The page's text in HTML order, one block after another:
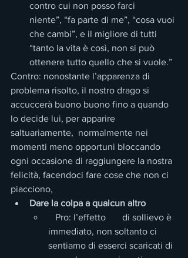
contro cui non posso farci
niente”, “fa parte di me”, “cosa vuoi
che cambi”, e il migliore di tutti
“tanto la vita è così, non si può
ottenere tutto quello che si vuole.”
Contro: nonostante l’apparenza di
problema risolto, il nostro drago si
accuccerà buono buono fino a quando
lo decide lui, per apparire
saltuariamente,  normalmente nei
momenti meno opportuni bloccando
ogni occasione di raggiungere la nostra
felicità, facendoci fare cose che non ci
piacciono,
Dare la colpa a qualcun altro
immediato, non soltanto ci
sentiamo di esserci scaricati di